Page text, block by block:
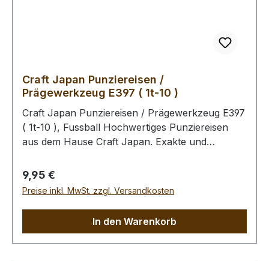
Craft Japan Punziereisen /
Prägewerkzeug E397 ( 1t-10 )
Craft Japan Punziereisen / Prägewerkzeug E397
( 1t-10 ), Fussball Hochwertiges Punziereisen
aus dem Hause Craft Japan. Exakte und
Punziereisen aus. Abmessungen: Breite: 9 mm,
Länge: 9 mm Zum Punzieren des Leders bitte die
Oberfläche mit einem Schwamm und lauwarmen
sein). Im Anschluss kann das Leder gefärbt
werden. Unabhängig davon, ob das Leder
Regulärer Preis:
9,95 €
Preise inkl. MwSt. zzgl. Versandkosten
In den Warenkorb